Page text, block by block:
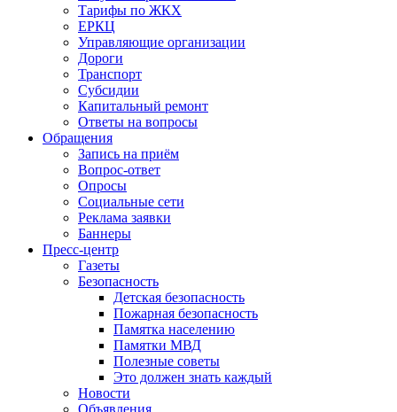
Тарифы по ЖКХ
ЕРКЦ
Управляющие организации
Дороги
Транспорт
Субсидии
Капитальный ремонт
Ответы на вопросы
Обращения
Запись на приём
Вопрос-ответ
Опросы
Социальные сети
Реклама заявки
Баннеры
Пресс-центр
Газеты
Безопасность
Детская безопасность
Пожарная безопасность
Памятка населению
Памятки МВД
Полезные советы
Это должен знать каждый
Новости